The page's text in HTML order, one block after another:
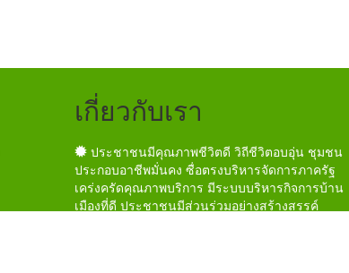
เกี่ยวกับเรา
ประชาชนมีคุณภาพชีวิตดี วิถีชีวิตอบอุ่น ชุมชน
ประกอบอาชีพมั่นคง ซื่อตรงบริหารจัดการภาครัฐ
เคร่งครัดคุณภาพบริการ มีระบบบริหารกิจการบ้าน
เมืองที่ดี ประชาชนมีส่วนร่วมอย่างสร้างสรรค์